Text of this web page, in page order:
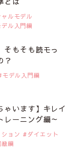
ルモデル
デル入門編
そもそも読モっ
？
モデル入門編
ゃいます】キレイ
ーニング編～
ョン
ダイエット
編